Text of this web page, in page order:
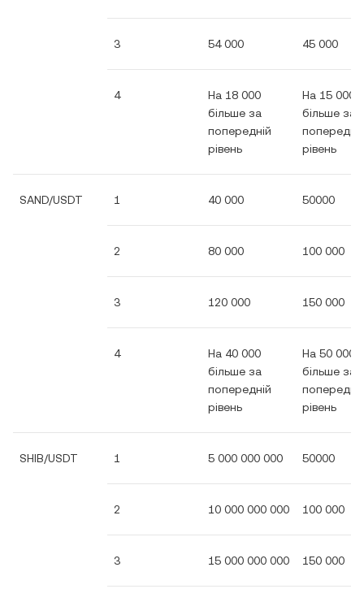
3 54 000 45 000
4
На 18 000
більше за
попередній
рівень
На 15 000
більше за
рівень
SAND/USDT 1 40 000 50000
2 80 000 100 000
3 120 000 150 000
4
На 40 000
більше за
попередній
рівень
На 50 000
більше за
рівень
SHIB/USDT 1 5 000 000 000 50000
2 10 000 000 000 100 000
3 15 000 000 000 150 000